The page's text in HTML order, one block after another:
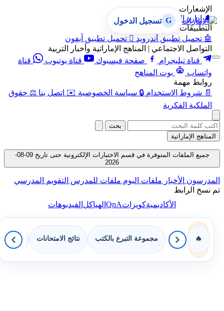
الإشعارات
🔔 إدارة الإشعارات
التطبيقات
🤖 تحميل تطبيق أندرويد  تحميل تطبيق آيفون
التواصل الاجتماعي | المناهج الإماراتية وأخبار التربية
قناة تيليجرام
صفحة فيسبوك قناة يوتيوب
قناة
واتساب
بوت المناهج
روابط مهمة
📄 شروط الاستخدام 🔒 سياسة الخصوصية ✉️ اتصل بنا ⚖️ حقوق
الملكية الفكرية
G تسجيل الدخول
بحث
المناهج الإماراتية
جميع الملفات المتوفرة في قسم الاختبارات الإلكترونية حتى تاريخ 09-08-
2026
المدرسون الأخبار ملفات اليوم ملفات للمدرس التقويم المدرسي
تم نسخ الرابط
الأكاديميةكويزاتQnAالهياكل الفيديوهات
🔥 مجموعة التبرع بالكتب نتائج الامتحانات